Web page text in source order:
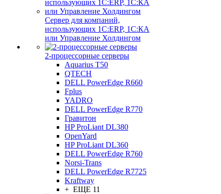
Сервер для компаний,
использующих 1C:ERP, 1С:КА
или Управление Холдингом
2-процессорные серверы
Aquarius T50
QTECH
DELL PowerEdge R660
Fplus
YADRO
DELL PowerEdge R770
Гравитон
HP ProLiant DL380
OpenYard
HP ProLiant DL360
DELL PowerEdge R760
Norsi-Trans
DELL PowerEdge R7725
Kraftway
+ ЕЩЕ 11